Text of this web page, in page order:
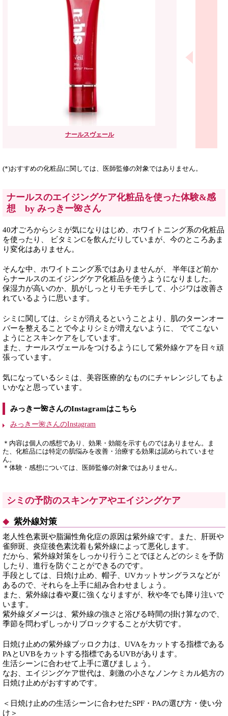
ナールスヴェール
(*)おすすめの化粧品に関しては、医師監修の対象ではありません。
ナールスのエイジングケア化粧品を使った体験&感
想 by みっきー🌺さん
40才ごろからシミが気になりはじめ、ホワイトニング系の化粧品
を使ったり、 ビタミンCを飲んだりしていまが、今のところあま
り変化はありません。
そんな中、ホワイトニング系ではありませんが、 半年ほど前か
らナールスのエイジングケア化粧品を使うようになりました。
保湿力が高いのか、肌がしっとりモチモチして、小ジワは改善さ
れているように思います。
シミに関しては、シミが消えるということより、肌のターンオー
バーを整えることで今よりシミが増えないように、 でてこない
ようにとスキンケアをしています。
また、ナールスヴェールをつけるようにして紫外線ケアを日々頑
張っています。
気になっているシミは、美容医療的なものにチャレンジしてもよ
いかなと思っています。
みっきー🌺さんのInstagramはこちら
みっきー🌺さんのInstagram
＊内容は個人の感想であり、効果・効能を示すものではありません。ま
た、化粧品には特定の肌悩みを改善・治療する効果は認められていませ
ん。
＊体験・感想については、医師監修の対象ではありません。
シミの予防のスキンケアやエイジングケア
紫外線対策
老人性色素斑や脂漏性角化症の原因は紫外線です。また、肝斑や
雀卵斑、炎症後色素沈着も紫外線によって悪化します。
だから、紫外線対策をしっかり行うことでほとんどのシミを予防
したり、進行を防ぐことができるのです。
手段としては、日焼け止め、帽子、UVカットサングラスなどが
あるので、それらを上手に組み合わせましょう。
また、紫外線は春や夏に強くなりますが、秋や冬でも降り注いで
います。
紫外線ダメージは、紫外線の強さと浴びる時間の掛け算なので、
季節を問わずしっかりブロックすることが大切です。
日焼け止めの紫外線ブッロク力は、UVAをカットする指標である
PAとUVBをカットする指標であるUVBがあります。
生活シーンに合わせて上手に選びましょう。
なお、エイジングケア世代は、刺激の小さなノンケミカル処方の
日焼け止めがおすすめです。
＜日焼け止めの生活シーンに合わせたSPF・PAの選び方・使い分
け＞